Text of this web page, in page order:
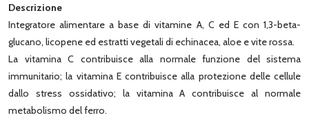
Descrizione
Integratore alimentare a base di vitamine A, C ed E con 1,3-beta-
glucano, licopene ed estratti vegetali di echinacea, aloe e vite rossa.
La vitamina C contribuisce alla normale funzione del sistema
immunitario; la vitamina E contribuisce alla protezione delle cellule
dallo stress ossidativo; la vitamina A contribuisce al normale
metabolismo del ferro.